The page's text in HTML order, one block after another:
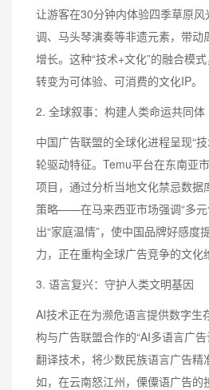
让游客在30分钟内体验四季草原
调、马头琴演奏等非遗元素，带动
增长。这种“技术+文化”的融合模
转变为可体验、可消费的文化IP。
2. 全球叙事：构建人类命运共同体
中国广告联盟的全球化进程呈现“
轮驱动特征。Temu平台在东南亚
项目，通过分析当地文化禁忌数据
策略——在马来西亚市场强调“多元
出“家庭温情”，使中国品牌好感度
力，正在重构全球广告竞争的文化
3. 语言复兴：守护人类文明基因
AI技术正在为濒危语言提供数字生
构与广告联盟合作的“AI多语言广
翻译技术，将少数民族语言广告精
如，在云南怒江州，傈僳语广告的